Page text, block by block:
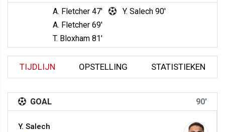
A. Fletcher 47'
A. Fletcher 69'
T. Bloxham 81'
Y. Salech 90'
TIJDLIJN OPSTELLING STATISTIEKEN
GOAL 90'
Y. Salech